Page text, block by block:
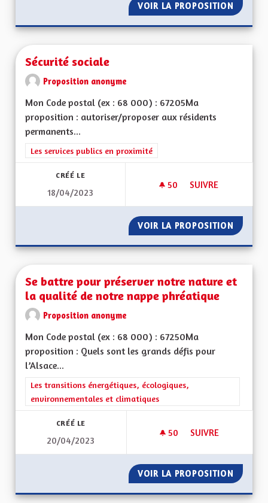
VOIR LA PROPOSITION
Sécurité sociale
Proposition anonyme
Mon Code postal (ex : 68 000) : 67205Ma
proposition : autoriser/proposer aux résidents
permanents...
Filtrer les résultats de la catégorie : Les services publics en
Les services publics en proximité
CRÉÉ LE
18/04/2023
50 50 ABONNÉS
SUIVRE
VOIR LA PROPOSITION
Se battre pour préserver notre nature et
la qualité de notre nappe phréatique
Proposition anonyme
Mon Code postal (ex : 68 000) : 67250Ma
proposition : Quels sont les grands défis pour
l’Alsace...
Filtrer les résultats de la catégorie : Les transitions
Les transitions énergétiques, écologiques,
environnementales et climatiques
CRÉÉ LE
20/04/2023
50 50 ABONNÉS
SUIVRE
VOIR LA PROPOSITION SE